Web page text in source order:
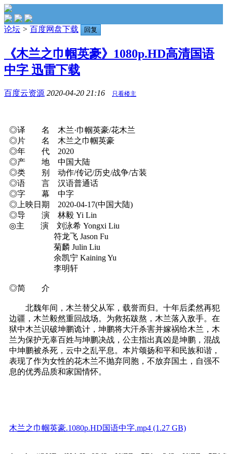
论坛 > 百度网盘下载 回复
《木兰之巾帼英豪》1080p.HD高清国语
中字 迅雷下载
百度云资源 2020-04-20 21:16 只看楼主
◎译 名 木兰·巾帼英豪/花木兰
◎片 名 木兰之巾帼英豪
◎年 代 2020
◎产 地 中国大陆
◎类 别 动作/传记/历史/战争/古装
◎语 言 汉语普通话
◎字 幕 中字
◎上映日期 2020-04-17(中国大陆)
◎导 演 林毅 Yi Lin
◎主 演 刘泳希 Yongxi Liu
符龙飞 Jason Fu
菊麟 Julin Liu
余凯宁 Kaining Yu
李明轩
◎简 介
北魏年间，木兰替父从军，载誉而归。十年后柔然再犯
边疆，木兰毅然重回战场。为救拓跋熬，木兰落入敌手。在
狱中木兰识破坤鹏诡计，坤鹏将大汗杀害并嫁祸给木兰，木
兰为保护无辜百姓与坤鹏决战，公主指出真凶是坤鹏，混战
中坤鹏被杀死，云中之乱平息。本片颂扬和平和民族和谐，
表现了作为女性的花木兰不抛弃同胞，不放弃国土，自强不
息的优秀品质和家国情怀。
木兰之巾帼英豪.1080p.HD国语中字.mp4 (1.27 GB)